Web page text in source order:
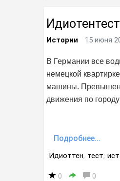
Идиотентест
Истории 15 июня
В Германии все
немецкой
машины.
движения по
Подробнее...
Идиоттен, тест,
0 0